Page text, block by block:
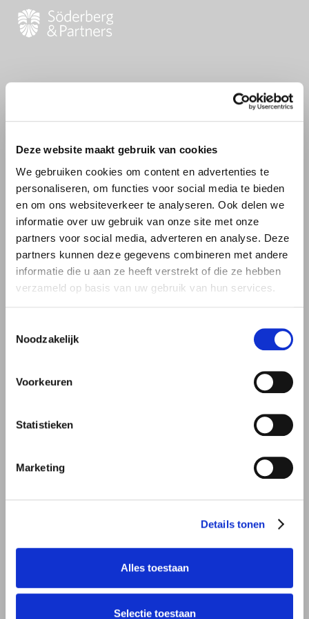
Deze website maakt gebruik van cookies
We gebruiken cookies om content en advertenties te
personaliseren, om functies voor social media te bieden
en om ons websiteverkeer te analyseren. Ook delen we
informatie over uw gebruik van onze site met onze
partners voor social media, adverteren en analyse. Deze
partners kunnen deze gegevens combineren met andere
informatie die u aan ze heeft verstrekt of die ze hebben
verzameld op basis van uw gebruik van hun services.
Noodzakelijk
Voorkeuren
Statistieken
Marketing
Details tonen
Alles toestaan
Selectie toestaan
Vul het e-mailadres dat bij ons bekend is hieronder in en
we sturen je een mail om een nieuw wachtwoord aan te
maken
Email